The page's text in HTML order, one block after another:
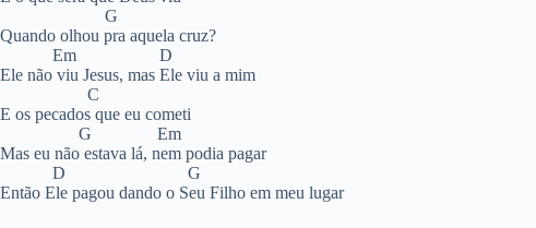
G
Quando olhou pra aquela cruz?
Em D
Ele não viu Jesus, mas Ele viu a mim
C
E os pecados que eu cometi
G Em
Mas eu não estava lá, nem podia pagar
D G
Então Ele pagou dando o Seu Filho em meu lugar